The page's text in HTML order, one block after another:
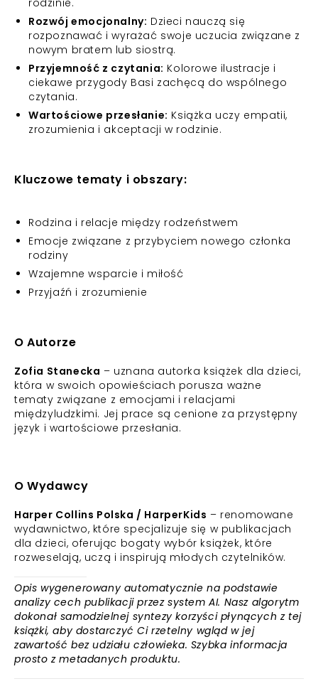
rodzinie.
Rozwój emocjonalny: Dzieci nauczą się
rozpoznawać i wyrażać swoje uczucia związane z
nowym bratem lub siostrą.
Przyjemność z czytania: Kolorowe ilustracje i
ciekawe przygody Basi zachęcą do wspólnego
czytania.
Wartościowe przesłanie: Książka uczy empatii,
zrozumienia i akceptacji w rodzinie.
Kluczowe tematy i obszary:
Rodzina i relacje między rodzeństwem
Emocje związane z przybyciem nowego członka
rodziny
Wzajemne wsparcie i miłość
Przyjaźń i zrozumienie
O Autorze
Zofia Stanecka – uznana autorka książek dla dzieci,
która w swoich opowieściach porusza ważne
tematy związane z emocjami i relacjami
międzyludzkimi. Jej prace są cenione za przystępny
język i wartościowe przesłania.
O Wydawcy
Harper Collins Polska / HarperKids – renomowane
wydawnictwo, które specjalizuje się w publikacjach
dla dzieci, oferując bogaty wybór książek, które
rozweselają, uczą i inspirują młodych czytelników.
Opis wygenerowany automatycznie na podstawie
analizy cech publikacji przez system AI. Nasz algorytm
dokonał samodzielnej syntezy korzyści płynących z tej
książki, aby dostarczyć Ci rzetelny wgląd w jej
zawartość bez udziału człowieka. Szybka informacja
prosto z metadanych produktu.